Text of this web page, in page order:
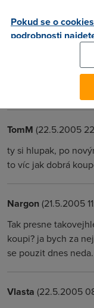
mail
(22.5.2005
Asus je stejně
TomM (22.5.2005
ty si hlupak, po
to víc jak dobrá
Nargon(21.5.2005
Tak presne
koupi? ja bych za
se pouzit dnes neda.
Vlasta (22.5.2005
Pokud se o
podrobnosti